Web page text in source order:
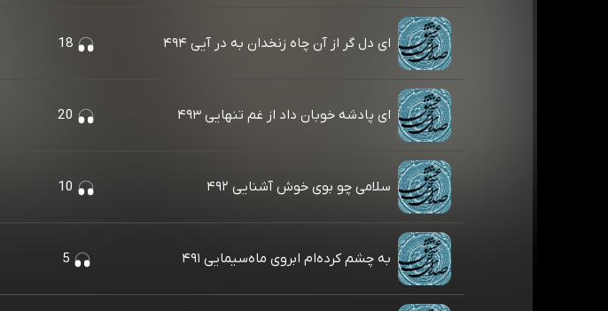
ای دل گر از آن چاه زنخدان به در آیی ۴۹۴
ای پادشه خوبان داد از غم تنهایی ۴۹۳
سلامی چو بوی خوش آشنایی ۴۹۲
به چشم کرده‌ام ابروی ماه‌سیمایی ۴۹۱